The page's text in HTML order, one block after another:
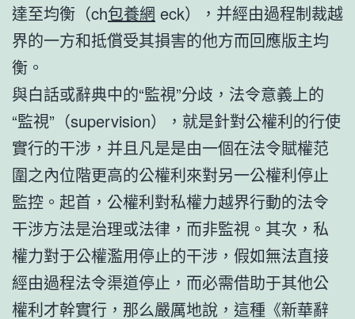
達至均衡（ch包養網 eck），并經由過程制裁越
界的一方和抵償受其損害的他方而回應版主均
衡。
與白話或辭典中的“監視”分歧，法令意義上的
“監視”（supervision），就是針對公權利的行使
實行的干涉，并且凡是是由一個在法令賦權范
圍之內位階更高的公權利來對另一公權利停止
監控。起首，公權利對私權力越界行動的法令
干涉方法是治理或法律，而非監視。其次，私
權力對于公權濫用停止的干涉，假如無法直接
經由過程法令渠道停止，而必需借助于其他公
權利才幹實行，那么嚴厲地說，這種《新華辭